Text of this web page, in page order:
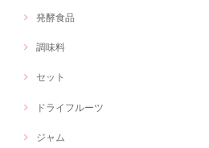
発酵食品
調味料
セット
ドライフルーツ
ジャム